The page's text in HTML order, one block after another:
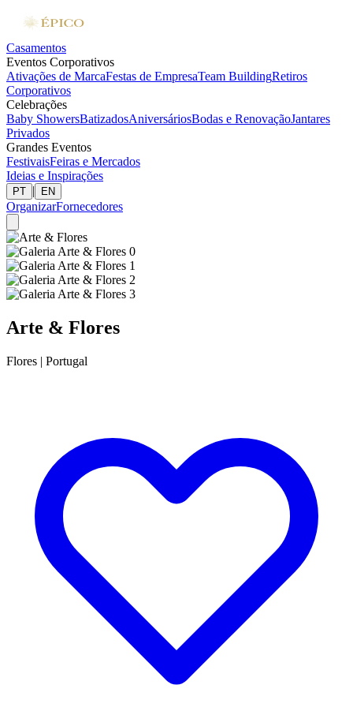
Casamentos
Eventos Corporativos
Ativações de MarcaFestas de EmpresaTeam BuildingRetiros
Corporativos
Celebrações
Baby ShowersBatizadosAniversáriosBodas e RenovaçãoJantares
Privados
Grandes Eventos
FestivaisFeiras e Mercados
Ideias e Inspirações
PT | EN
OrganizarFornecedores
Arte & Flores
Flores | Portugal